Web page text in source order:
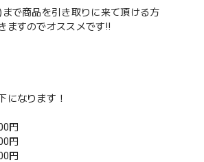
で商品を引き取りに来て頂ける方
ますのでオススメです‼️
になります！
円
円
円